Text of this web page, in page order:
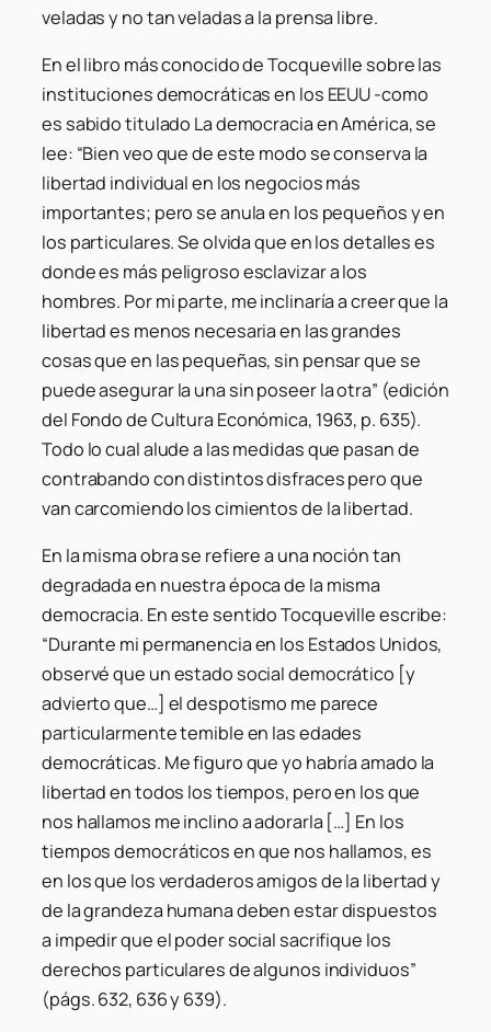
veladas y no tan veladas a la prensa libre.
En el libro más conocido de Tocqueville sobre las
instituciones democráticas en los EEUU -como
es sabido titulado La democracia en América, se
lee: “Bien veo que de este modo se conserva la
libertad individual en los negocios más
importantes; pero se anula en los pequeños y en
los particulares. Se olvida que en los detalles es
donde es más peligroso esclavizar a los
hombres. Por mi parte, me inclinaría a creer que la
libertad es menos necesaria en las grandes
cosas que en las pequeñas, sin pensar que se
puede asegurar la una sin poseer la otra” (edición
del Fondo de Cultura Económica, 1963, p. 635).
Todo lo cual alude a las medidas que pasan de
contrabando con distintos disfraces pero que
van carcomiendo los cimientos de la libertad.
En la misma obra se refiere a una noción tan
degradada en nuestra época de la misma
democracia. En este sentido Tocqueville escribe:
“Durante mi permanencia en los Estados Unidos,
observé que un estado social democrático [y
advierto que…] el despotismo me parece
particularmente temible en las edades
democráticas. Me figuro que yo habría amado la
libertad en todos los tiempos, pero en los que
nos hallamos me inclino a adorarla […] En los
tiempos democráticos en que nos hallamos, es
en los que los verdaderos amigos de la libertad y
de la grandeza humana deben estar dispuestos
a impedir que el poder social sacrifique los
derechos particulares de algunos individuos”
(págs. 632, 636 y 639).